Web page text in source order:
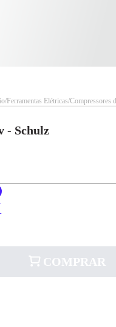
Ferramentas Elétricas Compressores
- Schulz
COMPRAR